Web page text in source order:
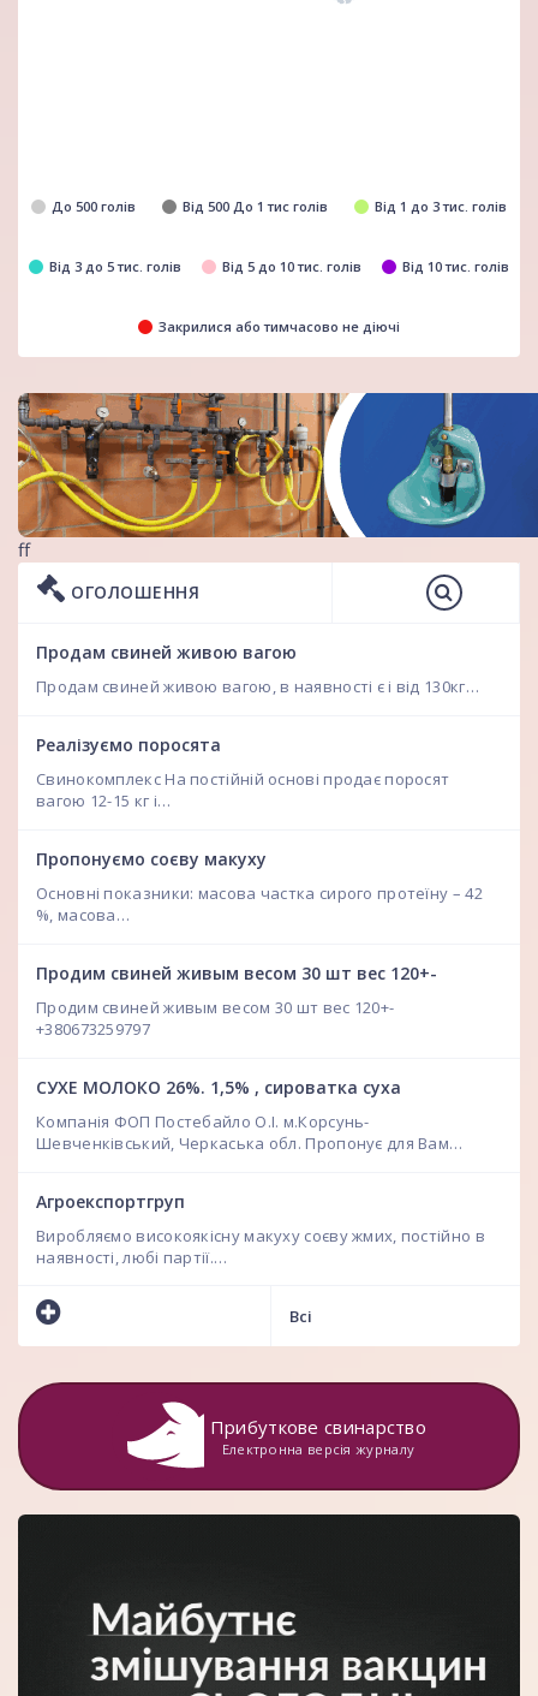
До 500 голів Від 500 До 1 тис голів Від 1 до 3 тис. голів
Від 3 до 5 тис. голів Від 5 до 10 тис. голів Від 10 тис. голів
Закрилися або тимчасово не діючі
ff
ОГОЛОШЕННЯ
Продам свиней живою вагою
Продам свиней живою вагою, в наявності є і від 130кг…
Реалізуємо поросята
Свинокомплекс На постійній основі продає поросят
вагою 12-15 кг і…
Пропонуємо соєву макуху
Основні показники: масова частка сирого протеїну – 42
%, масова…
Продим свиней живым весом 30 шт вес 120+-
Продим свиней живым весом 30 шт вес 120+-
+380673259797
СУХЕ МОЛОКО 26%. 1,5% , сироватка суха
Компанія ФОП Постебайло О.І. м.Корсунь-
Шевченківський, Черкаська обл. Пропонує для Вам…
Агроекспортгруп
Виробляємо високоякісну макуху соєву жмих, постійно в
наявності, любі партії.…
Всі
Прибуткове свинарство
Електронна версія журналу